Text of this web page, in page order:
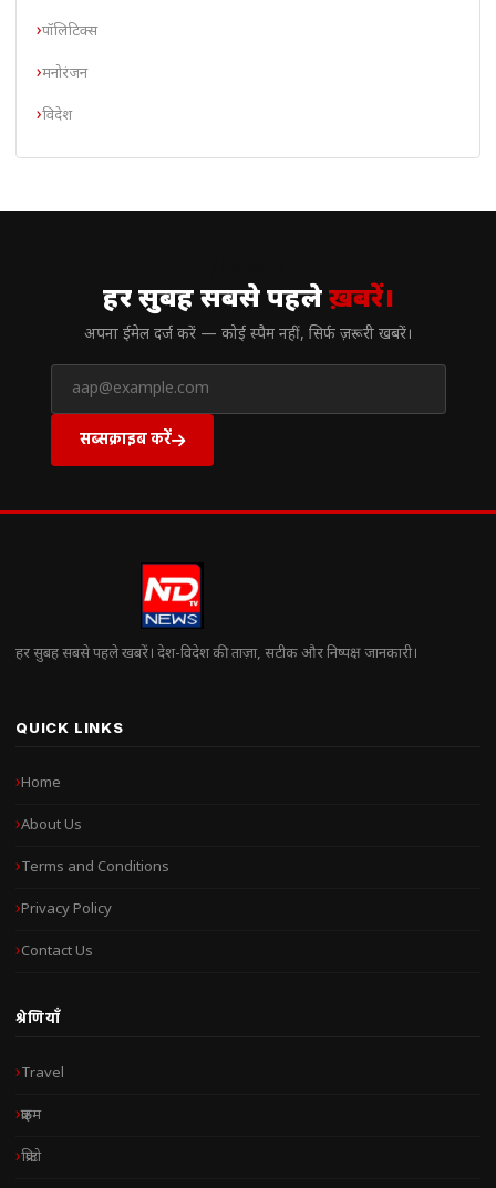
पॉलिटिक्स
मनोरंजन
विदेश
हर सुबह सबसे पहलेख़बरें।
अपना ईमेल दर्ज करें — कोई स्पैम नहीं, सिर्फ ज़रूरी खबरें।
सब्सक्राइब करें
हर सुबह सबसे पहले खबरें। देश-विदेश की ताज़ा, सटीक और निष्पक्ष जानकारी।
QUICK LINKS
Home
About Us
Terms and Conditions
Privacy Policy
Contact Us
श्रेणियाँ
Travel
क्राइम
क्रिप्टो